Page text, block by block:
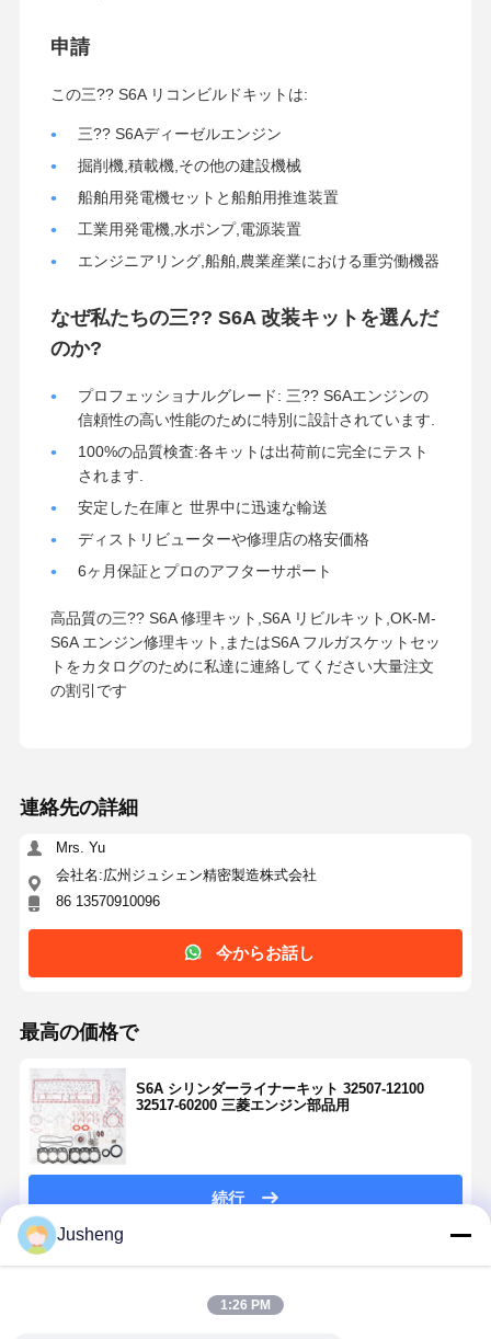
ディーゼル機関のクランク軸
ディーゼル機関のカムシャフト
エンジンターボチャージャー
その他ブランドガスケットキット
申請
この三?? S6A リコンビルドキットは:
三?? S6Aディーゼルエンジン
掘削機,積載機,その他の建設機械
船舶用発電機セットと船舶用推進装置
工業用発電機,水ポンプ,電源装置
エンジニアリング,船舶,農業産業における重労働機器
なぜ私たちの三?? S6A 改装キットを選んだ
のか?
プロフェッショナルグレード: 三?? S6Aエンジンの
信頼性の高い性能のために特別に設計されています.
100%の品質検査:各キットは出荷前に完全にテスト
されます.
安定した在庫と 世界中に迅速な輸送
ディストリビューターや修理店の格安価格
6ヶ月保証とプロのアフターサポート
高品質の三?? S6A 修理キット,S6A リビルキット,OK-M-
S6A エンジン修理キット,またはS6A フルガスケットセッ
トをカタログのために私達に連絡してください大量注文
の割引です
連絡先の詳細
Mrs. Yu
会社名:広州ジュシェン精密製造株式会社
86 13570910096
今からお話し
最高の価格で
S6A シリンダーライナーキット 32507-12100
32517-60200 三菱エンジン部品用
続行
Jusheng
1:26 PM